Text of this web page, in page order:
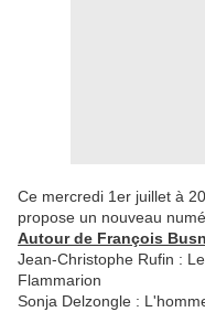
Ce mercredi 1er juillet à
propose un nouveau
Autour de François
Jean-Christophe Rufin :
Flammarion
Sonja Delzongle :